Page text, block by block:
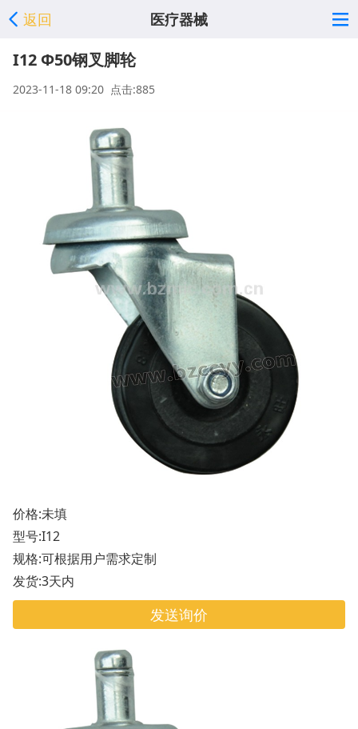
返回 医疗器械
I12 Φ50钢叉脚轮
2023-11-18 09:20 点击:885
价格:未填
型号:I12
规格:可根据用户需求定制
发货:3天内
发送询价